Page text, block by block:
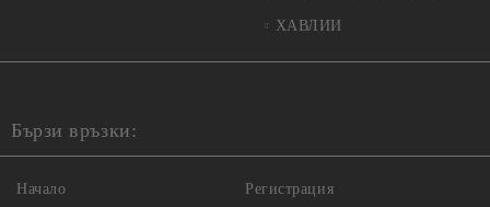
ХАВЛИИ
Бързи връзки:
Начало Регистрация